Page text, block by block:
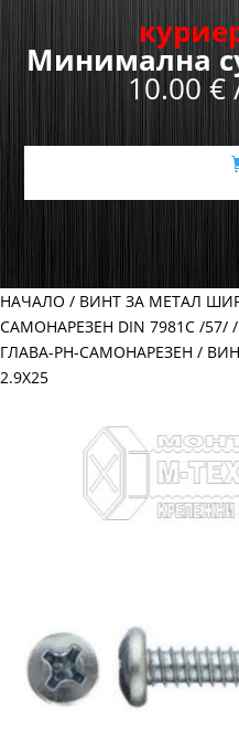
Минимална
10.00 €
НАЧАЛО / ВИНТ ЗА МЕТАЛ
САМОНАРЕЗЕН DIN 7981C /57/ /
ГЛАВА-PH-САМОНАРЕЗЕН /
2.9Х25